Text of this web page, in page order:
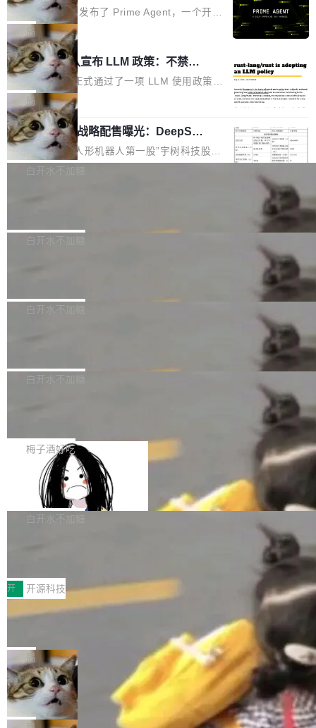
r Day）将在杭州启航。活动面向智能硬件产业
链企业和开发者，邀请行业专家与资深技术顾
问，围绕开源鸿蒙技术能力、设备适配、芯片适
配、功耗与稳定性调优、兼容性测评及统一互联
等内容展开系统讲解和实战交流，帮助企业进一
步了解开源鸿蒙在智能...
opilot coding agent 全部受影响。从检测到完全
恢复，大约 12 小时。 这是 2026 年 8 月的第六
起事故，其中四起与 AI/Copilot 服务相关。 Git
Hub 员工 kdaigle 在 HN 讨论中贴出了一组数
据：2025 年全年 10 亿次 commit。现在，每周
2.75 亿次，全年预计 140 亿次。GitHub...
进的编程 Agent，ARC-AGI 3 超越人类
专家基线
Prime Intellect 发布了 Prime Agent，一个开源
的编程 Agent Harness，核心设计围绕两个抽
象：Recursive Language Model（RLM）和 C
ontinual Harness。在 ARC-AGI 3 基准测试
上，Prime Agent + Opus 5 的组合达到了 95.
5% RHAE Best@1，超过了 ARC 报告的人类专
家基线 95.4%。 不是又一个 coding agent 包装
器 Prime Agent 的架构和市面上大多数 coding
agent 有本质区别。大多数 agent harness 的设
计是基于早期模型的能力—...
局
Rust 项目团队宣布 LLM 政策：不禁
止，但你要承认哪些代码不是你写的
Rust 语言项目正式通过了一项 LLM 使用政策，
覆盖 rust-lang/rust 单一仓库的代码贡献。这不
是项目级别的官方立场，目前由五个团队采纳，
但它可能是主流开源项目中关于 AI 辅助贡献最
细致的一份规则。 政策的核心只有一句话：LLM
可以用来分析、提炼、审阅、建议，但不能用来
不得生成涉及安全性的关键变更，除非作者本身
局
宇树科技 IPO 战略配售曝光：DeepSe
ek 获配 93.3 万股，锁定 36 个月
8月6日晚间，“人形机器人第一股”宇树科技股份
有限公司披露IPO发行价格及战略配售结果，杭
36个月。 公告显示，本次宇树科技战略配售对
员工参与设立的专项资产管理计划。其中，Dee
获配9...
白开水不加糖
Bug fixes and enhancements 修复多次传递同
一个回归问题，该问题导致拉取镜像时会拒绝包
题，该问题可能导致在旧版 Linux 内核...
白开水不加糖
e 孵化器项目管理委员会（IPMC）投票中获得
P）！这一里程碑不仅标志着 Fluss 迈入新的发
白开水不加糖
长期停止内容更新，未能实现其作为“AI版维基百
提交的编辑请求也长期处于待处理状态。 Groki
pedia 于去年底上线，定位为由人工智能生成内
容的百科平台，被马斯克视为传统众包百科网站
维基百科的替代方案。Lawfare 调查发现，无论
热门页面还是低关注度页面，均未出现近期更
白开水不加糖
是这样的：配 MessageSource 的 Bean、写 R
eloadableResourceBundleMessageSource、
声明 LocaleResolver、注册 LocaleChangeInt
erceptor…五六步之后才能看到第一行翻译文
本。 Solon 换了个方式。整个 i18n 模块围绕三
梅子酒好吃
Apache Doris 4.1 全面增强 Iceberg：
支持 UPDATE、MERGE INTO 与 Iceb
erg V3
Apache Doris 4.1 要补齐的，正是缺失的那一
半。在已有查询能力的基础上，Doris 进一步支
常维护操作，并完整支持 Iceberg V3 格式。
白开水不加糖
村国家自主创新示范区会议中心开幕。本届大会
由中关村智联软件服务业质量创新联盟主办，以
“智构可信·质创未来——AI原生时代的质量新范
式”为主题，直面AI从实验室走向规模化产业落地
的核心质量命题。会上，《2026智能研发生产力
工具选型手册》发布，Testin云测的Testin XAge
nt智能测试系统入选AI测试领域代表产品。对CI
O而言，这提示了一个转变：AI测试正在从效率
工具升级为企业的质量基础设施。 CIO面对的新
开 开源科技
让非法状态不可表示：一篇关于 ADT
有一种东西，一旦用过就回不去了。Alex Fedos
eev 管它叫"软件设计的基石"。 他说的东西不新
鲜——代数数据类型（ADT），尤其是和类型
（sum type）。但他说清楚了一件事：这不是类
型系统的学术体操，是日常编码的思维方式。 文
章从一个简单的例子切入。一个网站的深色主题
局
Cloudflare 开源内部企业 AI 平台 Clou
dflare OS
Cloudflare 发布了一个开源项目 Cloudflare O
S。如果你只看官方博客，你会觉得这是又一